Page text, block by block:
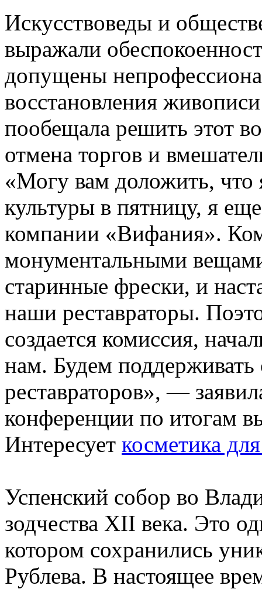
Искусствоведы и
выражали
допущены
восстановления
пообещала решить этот
отмена торгов и
«Могу вам доложить, что
культуры в пятницу, я
компании «Вифания».
монументальными
старинные фрески, и
наши реставраторы.
создается комиссия,
нам. Будем
реставраторов», —
конференции по итогам
Интересует косметика
Успенский собор во
зодчества XII века. Это
котором сохранились
Рублева. В настоящее